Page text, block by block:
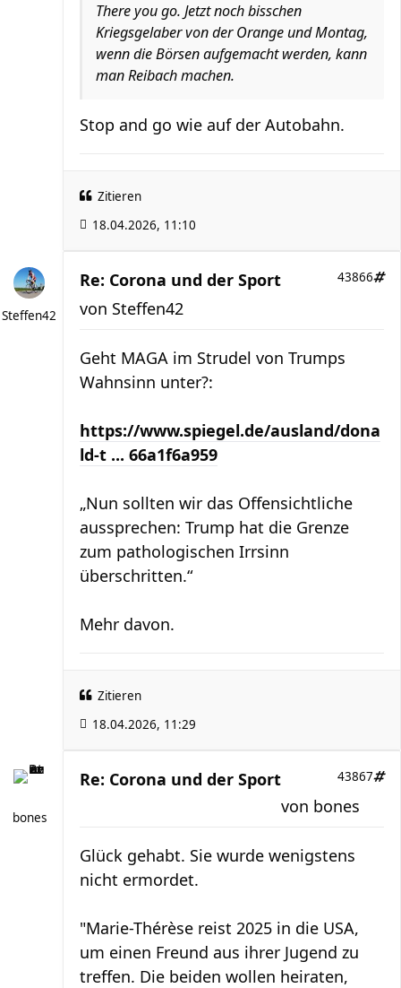
There you go. Jetzt noch bisschen
Kriegsgelaber von der Orange und Montag,
wenn die Börsen aufgemacht werden, kann
man Reibach machen.
Stop and go wie auf der Autobahn.
Zitieren
18.04.2026, 11:10
Steffen42
Re: Corona und der Sport 43866
von Steffen42
Geht MAGA im Strudel von Trumps
Wahnsinn unter?:
https://www.spiegel.de/ausland/dona
ld-t ... 66a1f6a959
„Nun sollten wir das Offensichtliche
aussprechen: Trump hat die Grenze
zum pathologischen Irrsinn
überschritten.“
Mehr davon.
Zitieren
18.04.2026, 11:29
bones
Re: Corona und der Sport 43867
von bones
Glück gehabt. Sie wurde wenigstens
nicht ermordet.
"Marie-Thérèse reist 2025 in die USA,
um einen Freund aus ihrer Jugend zu
treffen. Die beiden wollen heiraten,